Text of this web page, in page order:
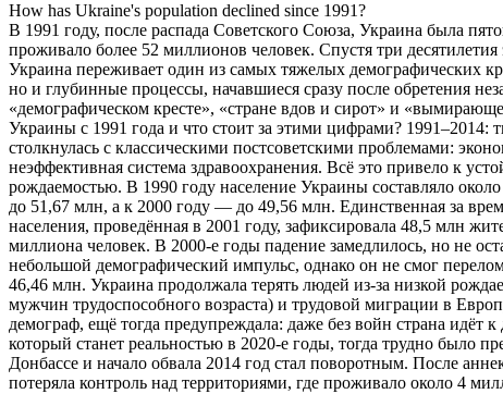
How has Ukraine's population declined since 1991?
В 1991 году, после распада Советского Союза, Украина была
проживало более 52 миллионов человек. Спустя три
Украина переживает один из самых тяжелых демографических
но и глубинные процессы, начавшиеся сразу после обретения
«демографическом кресте», «стране вдов и сирот» и
Украины с 1991 года и что стоит за этими цифрами?
столкнулась с классическими постсоветскими проблемами:
неэффективная система здравоохранения. Всё это привело к
рождаемостью. В 1990 году население Украины составляло
до 51,67 млн, а к 2000 году — до 49,56 млн. Единственная за
населения, проведённая в 2001 году, зафиксировала 48,5 млн
миллиона человек. В 2000-е годы падение замедлилось, но не
небольшой демографический импульс, однако он не смог
46,46 млн. Украина продолжала терять людей из-за низкой
мужчин трудоспособного возраста) и трудовой миграции в
демограф, ещё тогда предупреждала: даже без войн страна идёт
который станет реальностью в 2020-е годы, тогда трудно было
Донбассе и начало обвала 2014 год стал поворотным. После
потеряла контроль над территориями, где проживало около 4